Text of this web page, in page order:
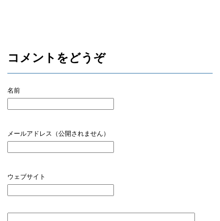
コメントをどうぞ
名前
メールアドレス（公開されません）
ウェブサイト